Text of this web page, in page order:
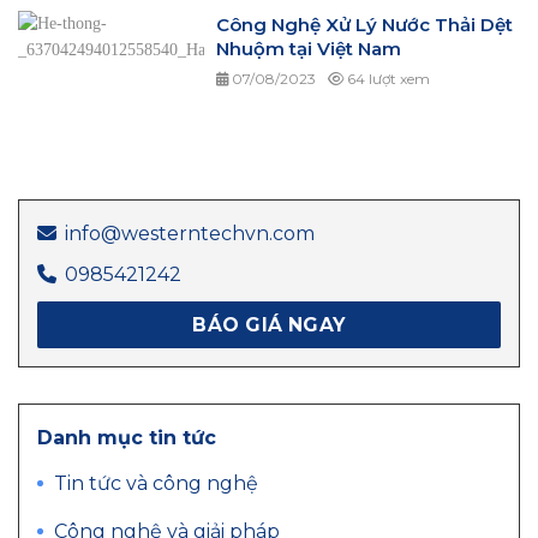
Công Nghệ Xử Lý Nước Thải Dệt
Nhuộm tại Việt Nam
07/08/2023 64 lượt xem
info@westerntechvn.com
0985421242
BÁO GIÁ NGAY
Danh mục tin tức
Tin tức và công nghệ
Công nghệ và giải pháp